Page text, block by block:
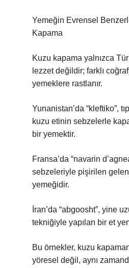
Yemeğin Evrensel
Kapama
Kuzu kapama yalnızca
lezzet değildir; farklı
yemeklere rastlanır.
Yunanistan’da “kleftiko”,
kuzu etinin sebzelerle
bir yemektir.
Fransa’da “navarin
sebzeleriyle pişirilen
yemeğidir.
İran’da “abgoosht”, yine
tekniğiyle yapılan bir et
Bu örnekler, kuzu
yöresel değil, aynı